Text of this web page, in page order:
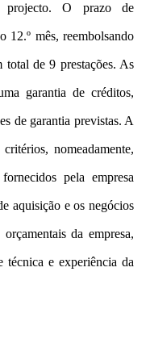
projecto. O prazo de
12.º mês, reembolsando
total de 9 prestações. As
garantia de créditos,
de garantia previstas. A
nomeadamente,
pela empresa
aquisição e os negócios
da empresa,
técnica e experiência da